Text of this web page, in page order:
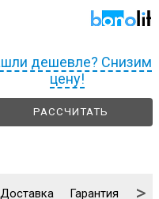
дешевле? Снизим
цену!
РАССЧИТАТЬ
Доставка Гарантия >